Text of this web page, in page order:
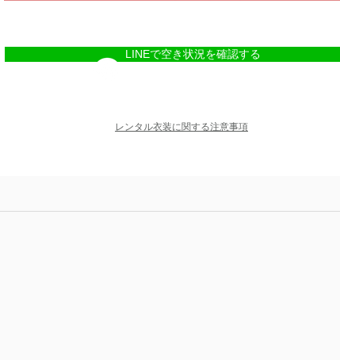
LINEで空き状況を確認する
レンタル衣装に関する注意事項